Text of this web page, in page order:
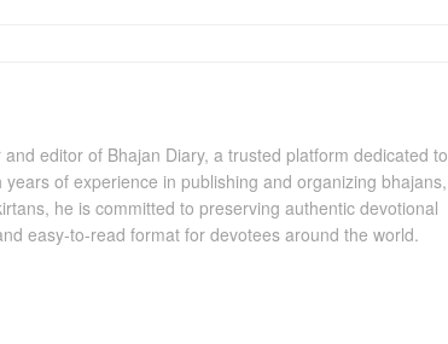
editor of Bhajan Diary, a trusted platform dedicated to
of experience in publishing and organizing bhajans,
he is committed to preserving authentic devotional
easy-to-read format for devotees around the world.